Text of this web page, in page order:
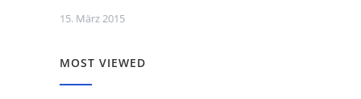
15. März 2015
MOST VIEWED